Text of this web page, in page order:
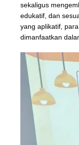
sekaligus
edukatif, dan
yang aplikatif,
dimanfaatkan